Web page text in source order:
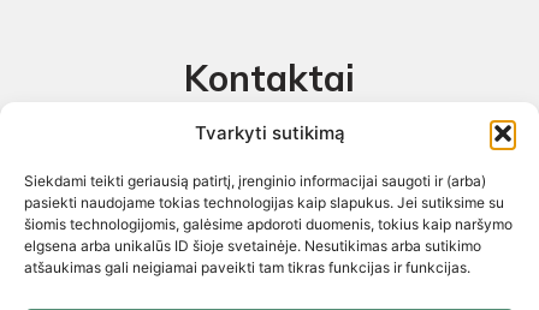
Tvarkyti sutikimą
Siekdami teikti geriausią patirtį, įrenginio informacijai saugoti ir (arba)
pasiekti naudojame tokias technologijas kaip slapukus. Jei sutiksime su
šiomis technologijomis, galėsime apdoroti duomenis, tokius kaip naršymo
elgsena arba unikalūs ID šioje svetainėje. Nesutikimas arba sutikimo
atšaukimas gali neigiamai paveikti tam tikras funkcijas ir funkcijas.
Kontaktai
pagalba@baldustilius.lt
I-V : 10:00 iki 16:00